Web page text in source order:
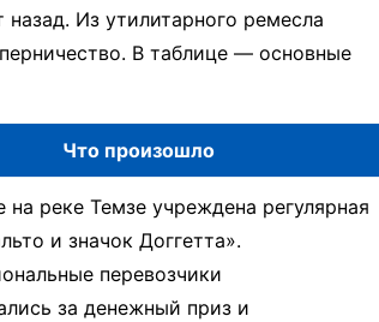
Из утилитарного ремесла
В таблице — основные
Что произошло
на реке Темзе учреждена регулярная
и значок Доггетта».
перевозчики
за денежный приз и